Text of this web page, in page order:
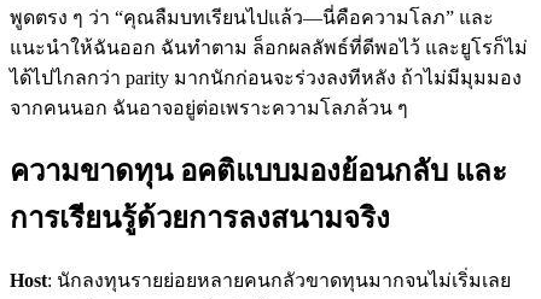
พูดตรง ๆ ว่า “คุณลืมบทเรียนไปแล้ว—นี่คือความโลภ” และ
แนะนำให้ฉันออก ฉันทำตาม ล็อกผลลัพธ์ที่ดีพอไว้ และยูโรก็ไม่
ได้ไปไกลกว่า parity มากนักก่อนจะร่วงลงทีหลัง ถ้าไม่มีมุมมอง
จากคนนอก ฉันอาจอยู่ต่อเพราะความโลภล้วน ๆ
ความขาดทุน อคติแบบมองย้อนกลับ และ
การเรียนรู้ด้วยการลงสนามจริง
Host: นักลงทุนรายย่อยหลายคนกลัวขาดทุนมากจนไม่เริ่มเลย